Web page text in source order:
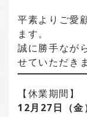
平素よりご愛
ます。
誠に勝手なが
せていただき
【休業期間】
12月27日（金